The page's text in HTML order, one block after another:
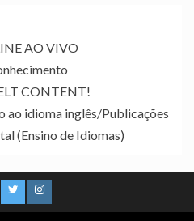
AO VIVO
CONTENT!
ao idioma inglês/Publicações
(Ensino de Idiomas)